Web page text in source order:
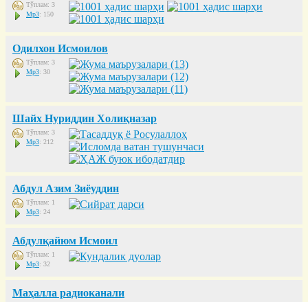
Тўплам: 3
Mp3: 150
Одилхон Исмоилов
Тўплам: 3
Mp3: 30
Шайх Нуриддин Холиқназар
Тўплам: 3
Mp3: 212
Абдул Азим Зиёуддин
Тўплам: 1
Mp3: 24
Абдулқайюм Исмоил
Тўплам: 1
Mp3: 32
Маҳалла радиоканали